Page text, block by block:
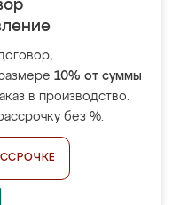
10% от суммы
в производство.
без %.